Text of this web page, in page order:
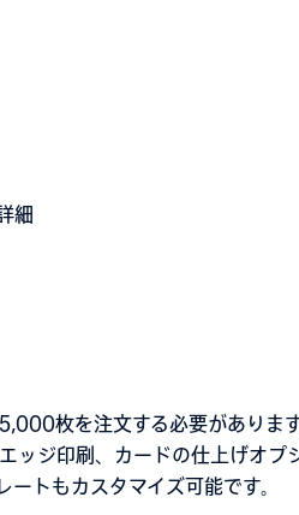
細
枚を注文する必要がありま
ッジ印刷、カードの仕上げオプ
トもカスタマイズ可能です。